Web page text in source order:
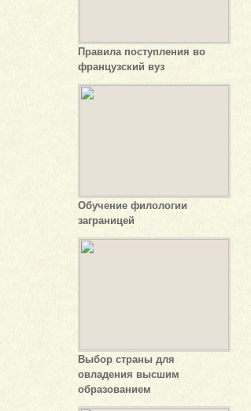
Правила поступления во
французский вуз
Обучение филологии
заграницей
Выбор страны для
овладения высшим
образованием